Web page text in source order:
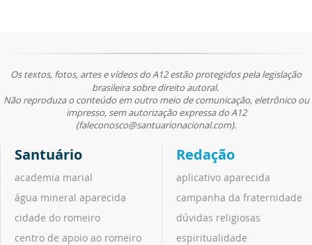
Os textos, fotos, artes e vídeos do A12 estão protegidos pela legislação
brasileira sobre direito autoral.
Não reproduza o conteúdo em outro meio de comunicação, eletrônico ou
impresso, sem autorização expressa do A12
(faleconosco@santuarionacional.com).
Santuário
academia marial
água mineral aparecida
cidade do romeiro
centro de apoio ao romeiro
Redação
aplicativo aparecida
campanha da fraternidade
dúvidas religiosas
espiritualidade